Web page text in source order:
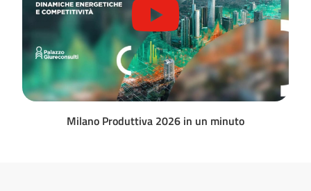
Milano Produttiva 2026 in un minuto